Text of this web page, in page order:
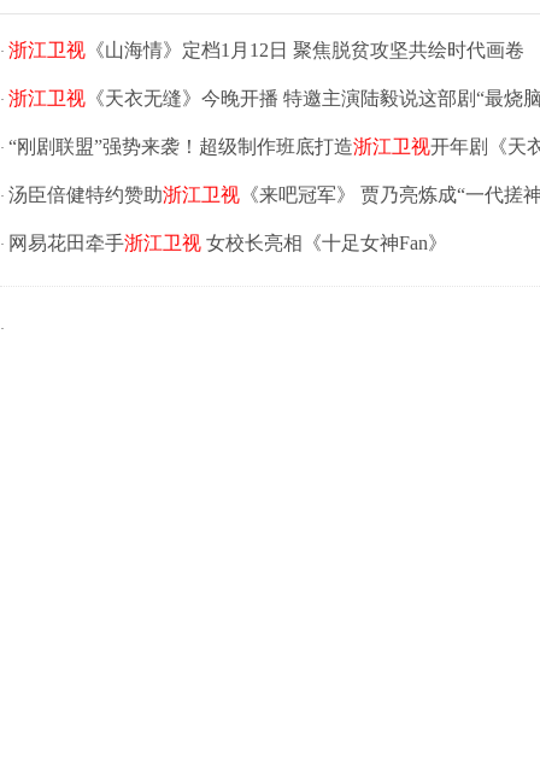
· 浙江卫视 《山海情》定档1月12日 聚焦脱贫攻坚共绘时代画卷
· 浙江卫视 《天衣无缝》今晚开播 特邀主演陆毅说这部剧“最烧
· “刚剧联盟”强势来袭！超级制作班底打造浙江卫视开年剧《天
· 汤臣倍健特约赞助浙江卫视 《来吧冠军》 贾乃亮炼成“一代搓
· 网易花田牵手浙江卫视 女校长亮相《十足女神Fan》
·